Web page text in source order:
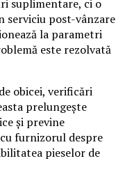
suplimentare, ci o
serviciu post-vânzare
la parametri
este rezolvată
obicei, verificări
prelungește
și previne
furnizorul despre
pieselor de